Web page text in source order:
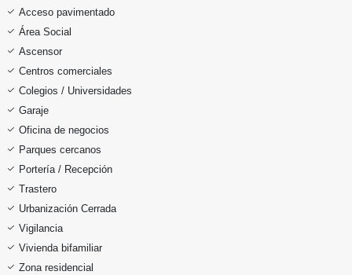
Acceso pavimentado
Área Social
Ascensor
Centros comerciales
Colegios / Universidades
Garaje
Oficina de negocios
Parques cercanos
Portería / Recepción
Trastero
Urbanización Cerrada
Vigilancia
Vivienda bifamiliar
Zona residencial